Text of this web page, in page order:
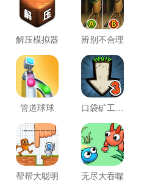
解压模拟器 辨别不合理
管道球球
帮帮大聪明 无尽大吞噬